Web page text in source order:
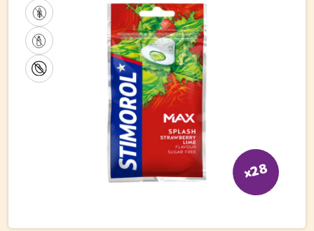
Hitta din grossist
Hållbarhet
Glassutbildningar
x28